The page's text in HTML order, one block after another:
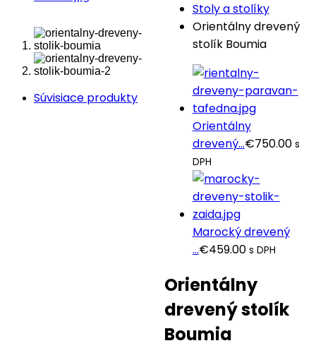
Stoly a stolíky
Orientálny drevený
stolík Boumia
Orientálny
drevený...€750.00 s
DPH
Marocký drevený
...€459.00 s DPH
Orientálny
drevený stolík
Boumia
Súvisiace produkty